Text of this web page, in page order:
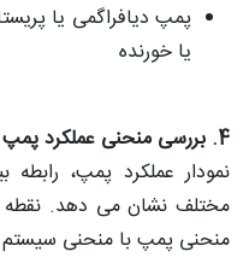
پمپ دیافراگمی یا
یا خورنده
4. بررسی منحنی عملکرد پمپ (Pump Curve)
نمودار عملکرد پمپ،
مختلف نشان می‌ دهد. نقطه
منحنی پمپ با منحنی سیستم